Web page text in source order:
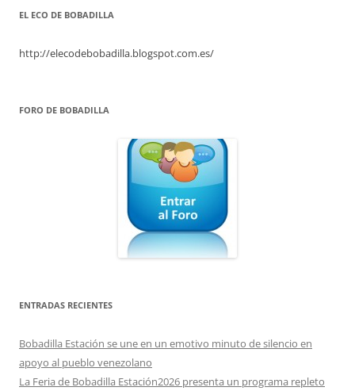
EL ECO DE BOBADILLA
http://elecodebobadilla.blogspot.com.es/
FORO DE BOBADILLA
ENTRADAS RECIENTES
Bobadilla Estación se une en un emotivo minuto de silencio en
apoyo al pueblo venezolano
La Feria de Bobadilla Estación2026 presenta un programa repleto